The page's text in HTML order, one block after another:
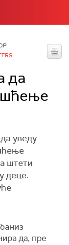
да
уведу
штети
деце.
да, пре